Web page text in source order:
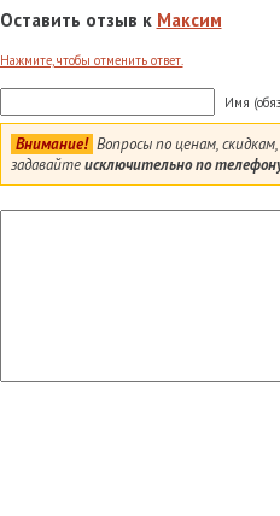
Оставить отзыв к Максим
Нажмите, чтобы отменить ответ.
Имя
Внимание! Вопросы по ценам,
задавайтеисключительно по